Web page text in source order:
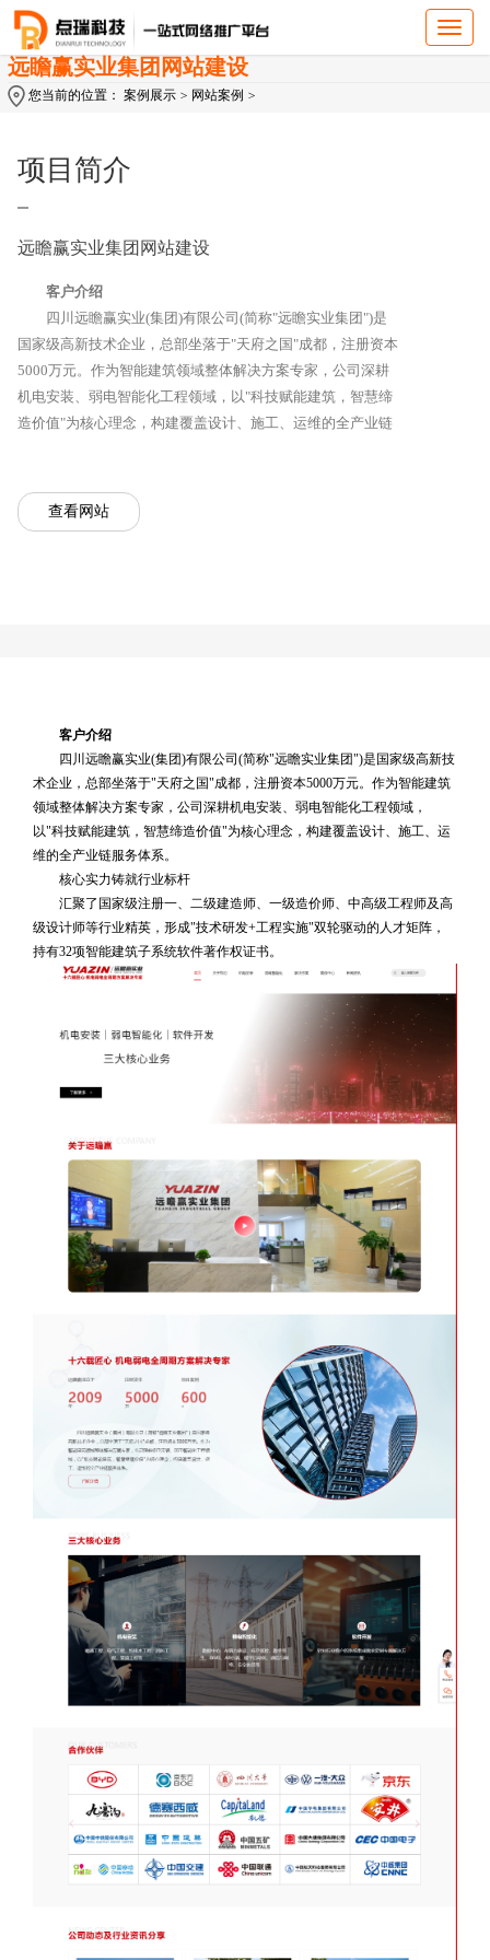
Toggle
远瞻赢实业集团网站建设
您当前的位置： 案例展示 > 网站案例 >
项目简介
远瞻赢实业集团网站建设
客户介绍
四川远瞻赢实业(集团)有限公司(简称"远瞻实业集团")是
国家级高新技术企业，总部坐落于"天府之国"成都，注册资本
5000万元。作为智能建筑领域整体解决方案专家，公司深耕
机电安装、弱电智能化工程领域，以"科技赋能建筑，智慧缔
造价值"为核心理念，构建覆盖设计、施工、运维的全产业链
汇聚了国家级注册一、二级建造师、一级造价师、中高
级工程师及高级设计师等行业精英，形成"技术研发+工程实
查看网站
客户介绍
四川远瞻赢实业(集团)有限公司(简称"远瞻实业集团")是国家级高新技
术企业，总部坐落于"天府之国"成都，注册资本5000万元。作为智能建筑
领域整体解决方案专家，公司深耕机电安装、弱电智能化工程领域，
以"科技赋能建筑，智慧缔造价值"为核心理念，构建覆盖设计、施工、运
维的全产业链服务体系。
核心实力铸就行业标杆
汇聚了国家级注册一、二级建造师、一级造价师、中高级工程师及高
级设计师等行业精英，形成"技术研发+工程实施"双轮驱动的人才矩阵，
持有32项智能建筑子系统软件著作权证书。